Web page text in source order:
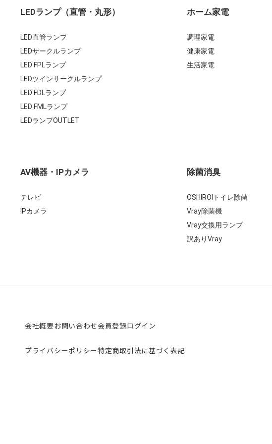
LEDランプ（直管・丸形）
LED直管ランプ
LEDサークルランプ
LED FPLランプ
LEDツインサークルランプ
LED FDLランプ
LED FMLランプ
LEDランプOUTLET
ホーム家電
調理家電
健康家電
生活家電
AV機器・IPカメラ
テレビ
IPカメラ
除菌消臭
OSHIROIトイレ除菌
Vray除菌機
Vray交換用ランプ
訳ありVray
会社概要お問い合わせ会員登録ログイン
プライバシーポリシー特定商取引法に基づく表記